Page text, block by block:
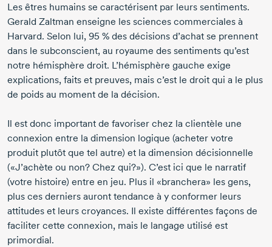
Les êtres humains se caractérisent par leurs sentiments.
Gerald Zaltman enseigne les sciences commerciales à
Harvard. Selon lui, 95 % des décisions d’achat se prennent
dans le subconscient, au royaume des sentiments qu’est
notre hémisphère droit. L’hémisphère gauche exige
explications, faits et preuves, mais c’est le droit qui a le plus
de poids au moment de la décision.
Il est donc important de favoriser chez la clientèle une
connexion entre la dimension logique (acheter votre
produit plutôt que tel autre) et la dimension décisionnelle
(«J’achète ou non? Chez qui?»). C’est ici que le narratif
(votre histoire) entre en jeu. Plus il «branchera» les gens,
plus ces derniers auront tendance à y conformer leurs
attitudes et leurs croyances. Il existe différentes façons de
faciliter cette connexion, mais le langage utilisé est
primordial.